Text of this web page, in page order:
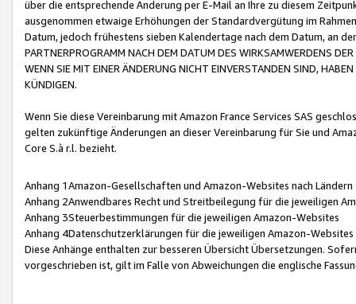
über die entsprechende Änderung per E-Mail an Ihre zu diesem
ausgenommen etwaige Erhöhungen der Standardvergütung im
Datum, jedoch frühestens sieben Kalendertage nach dem Datum, an
PARTNERPROGRAMM NACH DEM DATUM DES WIRKSAMWERDENS
WENN SIE MIT EINER ÄNDERUNG NICHT EINVERSTANDEN SIND,
KÜNDIGEN.
Wenn Sie diese Vereinbarung mit Amazon France Services SAS
gelten zukünftige Änderungen an dieser Vereinbarung für Sie und
Core S.à r.l. bezieht.
Anhang 1Amazon-Gesellschaften und Amazon-Websites nach Ländern
Anhang 2Anwendbares Recht und Streitbeilegung für die jeweiligen
Anhang 3Steuerbestimmungen für die jeweiligen Amazon-Websites
Anhang 4Datenschutzerklärungen für die jeweiligen Amazon-Websites
Diese Anhänge enthalten zur besseren Übersicht Übersetzungen.
vorgeschrieben ist, gilt im Falle von Abweichungen die englische